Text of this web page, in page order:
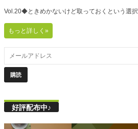
Vol.20◆ときめかないけど取っておくという選択
もっと詳しく»
好評配布中♪